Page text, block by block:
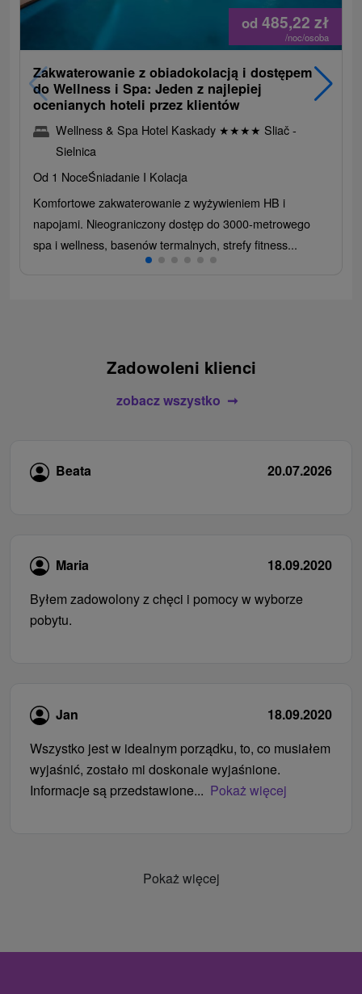
od 485,22 zł
/noc/osoba
Zakwaterowanie z obiadokolacją i dostępem
do Wellness i Spa: Jeden z najlepiej
ocenianych hoteli przez klientów
Wellness & Spa Hotel Kaskady ★★★★ Sliač -
Sielnica
Od 1 NoceŚniadanie I Kolacja
Komfortowe zakwaterowanie z wyżywieniem HB i
napojami. Nieograniczony dostęp do 3000-metrowego
spa i wellness, basenów termalnych, strefy fitness...
Zadowoleni klienci
zobacz wszystko
Beata 20.07.2026
Maria
18.09.2020
Byłem zadowolony z chęci i pomocy w wyborze
pobytu.
Jan
18.09.2020
Wszystko jest w idealnym porządku, to, co musiałem
wyjaśnić, zostało mi doskonale wyjaśnione.
Informacje są przedstawione... Pokaż więcej
Pokaż więcej